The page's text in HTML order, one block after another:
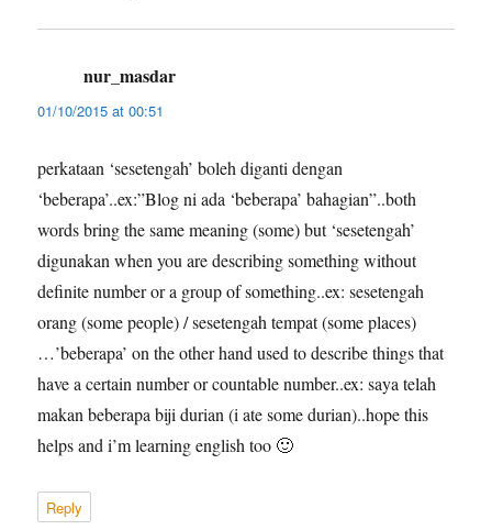
nur_masdar
01/10/2015 at 00:51
perkataan ‘sesetengah’ boleh diganti dengan
‘beberapa’..ex:”Blog ni ada ‘beberapa’ bahagian”..both
words bring the same meaning (some) but ‘sesetengah’
digunakan when you are describing something without
definite number or a group of something..ex: sesetengah
orang (some people) / sesetengah tempat (some places)
…’beberapa’ on the other hand used to describe things that
have a certain number or countable number..ex: saya telah
makan beberapa biji durian (i ate some durian)..hope this
helps and i’m learning english too 🙂
Reply